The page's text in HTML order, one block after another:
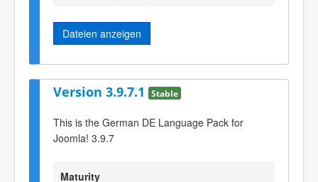
Dateien anzeigen
Version 3.9.7.1 Stable
This is the German DE Language Pack for
Joomla! 3.9.7
Maturity